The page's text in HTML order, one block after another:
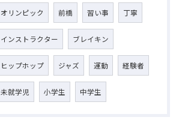
オリンピック 前橋 習い事 丁寧
インストラクター ブレイキン
ヒップホップ ジャズ 運動 経験者
未就学児 小学生 中学生